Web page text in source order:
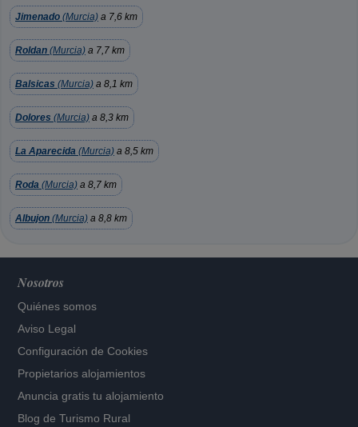
Jimenado (Murcia) a 7,6 km
Roldan (Murcia) a 7,7 km
Balsicas (Murcia) a 8,1 km
Dolores (Murcia) a 8,3 km
La Aparecida (Murcia) a 8,5 km
Roda (Murcia) a 8,7 km
Albujon (Murcia) a 8,8 km
Nosotros
Quiénes somos
Aviso Legal
Configuración de Cookies
Propietarios alojamientos
Anuncia gratis tu alojamiento
Blog de Turismo Rural